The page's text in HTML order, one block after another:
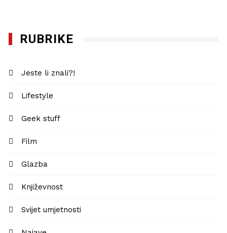
RUBRIKE
Jeste li znali?!
Lifestyle
Geek stuff
Film
Glazba
Književnost
Svijet umjetnosti